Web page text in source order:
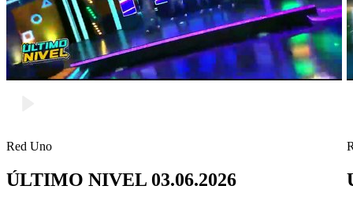
Red Uno
ÚLTIMO NIVEL 03.06.2026